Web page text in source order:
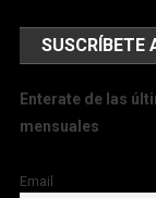
SUSCRÍBETE
Enterate de las
mensuales
Email